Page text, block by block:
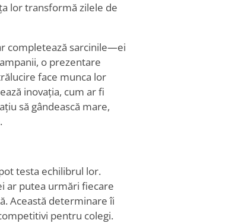
lor transformă zilele de
completează sarcinile—ei
o prezentare
face munca lor
inovația, cum ar fi
să gândească mare,
testa echilibrul lor.
ar putea urmări fiecare
Această determinare îi
pentru colegi.